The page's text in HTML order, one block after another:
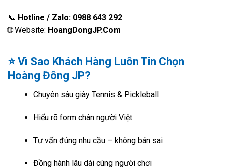
📞 Hotline / Zalo: 0988 643 292
🌐 Website: HoangDongJP.Com
⭐ Vì Sao Khách Hàng Luôn Tin Chọn
Hoàng Đông JP?
Chuyên sâu giày Tennis & Pickleball
Hiểu rõ form chân người Việt
Tư vấn đúng nhu cầu – không bán sai
Đồng hành lâu dài cùng người chơi